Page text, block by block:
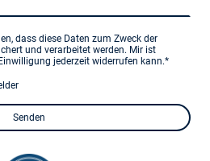
dass diese Daten zum Zweck der
und verarbeitet werden. Mir ist
jederzeit widerrufen kann.*
Senden